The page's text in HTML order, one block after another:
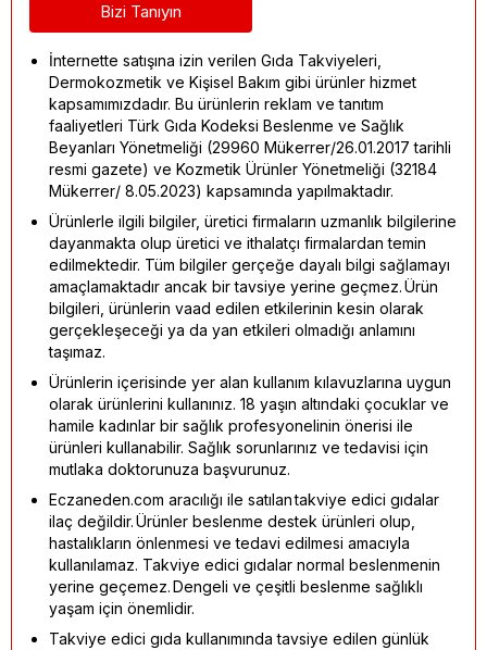
Bizi Tanıyın
İnternette satışına izin verilen Gıda Takviyeleri,
Dermokozmetik ve Kişisel Bakım gibi ürünler hizmet
kapsamımızdadır. Bu ürünlerin reklam ve tanıtım
faaliyetleri Türk Gıda Kodeksi Beslenme ve Sağlık
Beyanları Yönetmeliği (29960 Mükerrer/26.01.2017 tarihli
resmi gazete) ve Kozmetik Ürünler Yönetmeliği (32184
Mükerrer/ 8.05.2023) kapsamında yapılmaktadır.
Ürünlerle ilgili bilgiler, üretici firmaların uzmanlık bilgilerine
dayanmakta olup üretici ve ithalatçı firmalardan temin
edilmektedir. Tüm bilgiler gerçeğe dayalı bilgi sağlamayı
amaçlamaktadır ancak bir tavsiye yerine geçmez. Ürün
bilgileri, ürünlerin vaad edilen etkilerinin kesin olarak
gerçekleşeceği ya da yan etkileri olmadığı anlamını
taşımaz.
Ürünlerin içerisinde yer alan kullanım kılavuzlarına uygun
olarak ürünlerini kullanınız. 18 yaşın altındaki çocuklar ve
hamile kadınlar bir sağlık profesyonelinin önerisi ile
ürünleri kullanabilir. Sağlık sorunlarınız ve tedavisi için
mutlaka doktorunuza başvurunuz.
Eczaneden.com aracılığı ile satılan takviye edici gıdalar
ilaç değildir. Ürünler beslenme destek ürünleri olup,
hastalıkların önlenmesi ve tedavi edilmesi amacıyla
kullanılamaz. Takviye edici gıdalar normal beslenmenin
yerine geçemez. Dengeli ve çeşitli beslenme sağlıklı
yaşam için önemlidir.
Takviye edici gıda kullanımında tavsiye edilen günlük